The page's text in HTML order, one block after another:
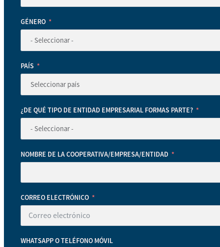
GÉNERO
PAÍS
¿DE QUÉ TIPO DE ENTIDAD EMPRESARIAL FORMAS PARTE?
NOMBRE DE LA COOPERATIVA/EMPRESA/ENTIDAD
CORREO ELECTRÓNICO
WHATSAPP O TELÉFONO MÓVIL